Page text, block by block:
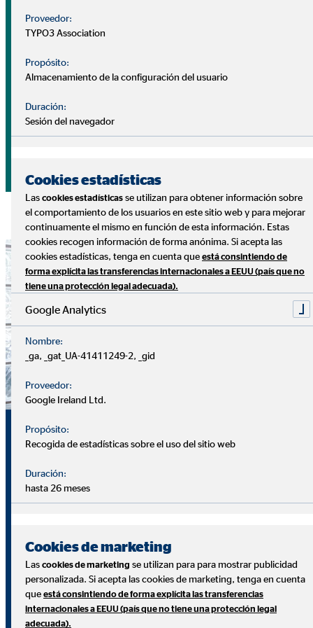
Así son nuestras consultorías
sistema bien definido. Para ello, nos basamos en una
relación de confianza y un apoyo y servicio a largo plazo
años.
¿Por qué ser consultor
financiero de OVB?
Un proyecto profesional: Somos una empresa para
Desarrolla tu futuro a tu manera: Contamos con el plan
de carrera más atractivo del sector, completamente
meritocrático. Desde el primer día conocerás cuáles son
Proveedor:
TYPO3 Association
Propósito:
Almacenamiento de la configuración del usuario
Duración:
Sesión del navegador
Cookies estadísticas
Las cookies estadísticas se utilizan para obtener información sobre
el comportamiento de los usuarios en este sitio web y para mejorar
continuamente el mismo en función de esta información. Estas
cookies recogen información de forma anónima. Si acepta las
cookies estadísticas, tenga en cuenta que está consintiendo de
forma explícita las transferencias internacionales a EEUU (país que no
tiene una protección legal adecuada).
Google Analytics
Nombre:
_ga, _gat_UA-41411249-2, _gid
Proveedor:
Google Ireland Ltd.
Propósito:
Recogida de estadísticas sobre el uso del sitio web
Duración:
hasta 26 meses
Cookies de marketing
Las cookies de marketing se utilizan para para mostrar publicidad
personalizada. Si acepta las cookies de marketing, tenga en cuenta
que está consintiendo de forma explícita las transferencias
internacionales a EEUU (país que no tiene una protección legal
adecuada).